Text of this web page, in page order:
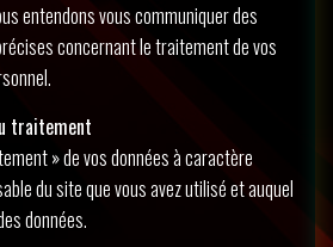
entendons vous communiquer des
concernant le traitement de vos
traitement
» de vos données à caractère
du site que vous avez utilisé et auquel
données.